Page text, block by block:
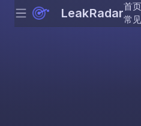
Menu LeakRadar首
常